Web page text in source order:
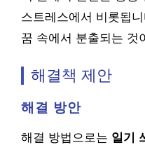
스트레스에서 비롯됩
꿈 속에서 분출되는 것
해결책 제안
해결 방안
해결 방법으로는 일기